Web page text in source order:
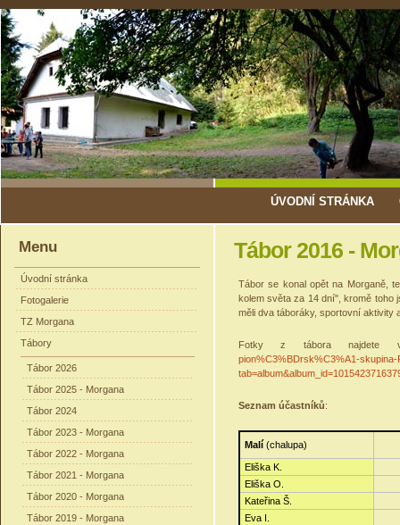
ÚVODNÍ STRÁNKA
Menu
Úvodní stránka
Fotogalerie
TZ Morgana
Tábory
Tábor 2026
Tábor 2025 - Morgana
Tábor 2024
Tábor 2023 - Morgana
Tábor 2022 - Morgana
Tábor 2021 - Morgana
Tábor 2020 - Morgana
Tábor 2019 - Morgana
Tábor 2016 -
Tábor se konal opět na Morganě,
kolem světa za 14 dní", kromě toho
měli dva táboráky, sportovní aktivity
Fotky z tábora
pion%C3%BDrsk%C3%A1-
Seznam účastníků:
Malí (chalupa)
Eliška K.
Eliška O.
Kateřina Š.
Eva I.